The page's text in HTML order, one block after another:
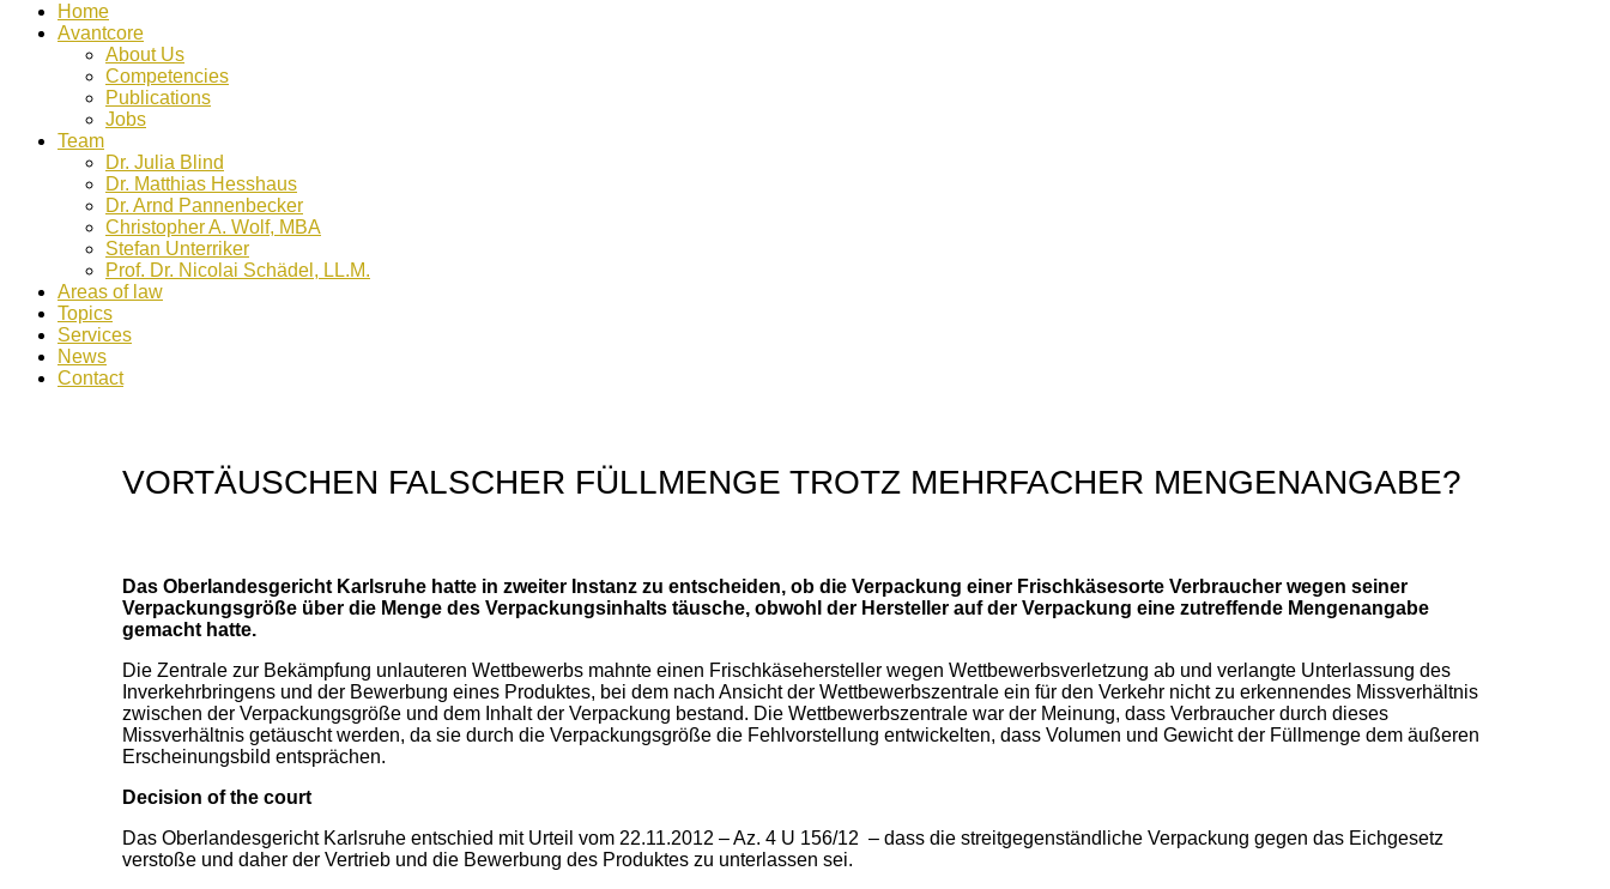
Home
Avantcore
About Us
Competencies
Publications
Jobs
Team
Dr. Julia Blind
Dr. Matthias Hesshaus
Dr. Arnd Pannenbecker
Christopher A. Wolf, MBA
Stefan Unterriker
Prof. Dr. Nicolai Schädel, LL.M.
Areas of law
Topics
Services
News
Contact
VORTÄUSCHEN FALSCHER FÜLLMENGE TROTZ MEHRFACHER MENGENANGABE?
Das Oberlandesgericht Karlsruhe hatte in zweiter Instanz zu entscheiden, ob die Verpackung einer Frischkäsesorte Verbraucher wegen seiner
Verpackungsgröße über die Menge des Verpackungsinhalts täusche, obwohl der Hersteller auf der Verpackung eine zutreffende Mengenangabe
gemacht hatte.
Die Zentrale zur Bekämpfung unlauteren Wettbewerbs mahnte einen Frischkäsehersteller wegen Wettbewerbsverletzung ab und verlangte Unterlassung des
Inverkehrbringens und der Bewerbung eines Produktes, bei dem nach Ansicht der Wettbewerbszentrale ein für den Verkehr nicht zu erkennendes Missverhältnis
zwischen der Verpackungsgröße und dem Inhalt der Verpackung bestand. Die Wettbewerbszentrale war der Meinung, dass Verbraucher durch dieses
Missverhältnis getäuscht werden, da sie durch die Verpackungsgröße die Fehlvorstellung entwickelten, dass Volumen und Gewicht der Füllmenge dem äußeren
Erscheinungsbild entsprächen.
Decision of the court
Das Oberlandesgericht Karlsruhe entschied mit Urteil vom 22.11.2012 – Az. 4 U 156/12 – dass die streitgegenständliche Verpackung gegen das Eichgesetz
verstoße und daher der Vertrieb und die Bewerbung des Produktes zu unterlassen sei.